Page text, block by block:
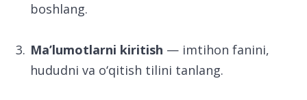
boshlang.
Ma’lumotlarni kiritish — imtihon fanini,
hududni va o‘qitish tilini tanlang.